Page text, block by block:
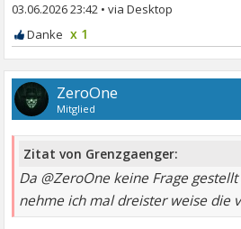
03.06.2026 23:42 •
x 1
ZeroOne
Mitglied
Zitat von Grenzgaenger:
Da @ZeroOne keine Frage gestellt
nehme ich mal dreister weise die